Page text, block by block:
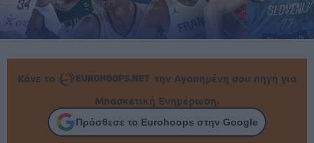
Κάνε το
την Αγαπημένη σου πηγή για
Μπασκετική Ενημέρωση.
Πρόσθεσε το Eurohoops στην Google